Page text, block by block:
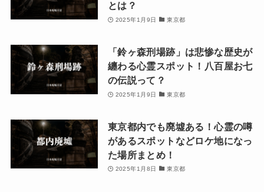
とは？
2025年1月9日 東京都
「鈴ヶ森刑場跡」は悲惨な歴史が
纏わる心霊スポット！八百屋お七
の伝説って？
2025年1月9日 東京都
東京都内でも廃墟ある！心霊の噂
があるスポットなどロケ地になっ
た場所まとめ！
2025年1月8日 東京都